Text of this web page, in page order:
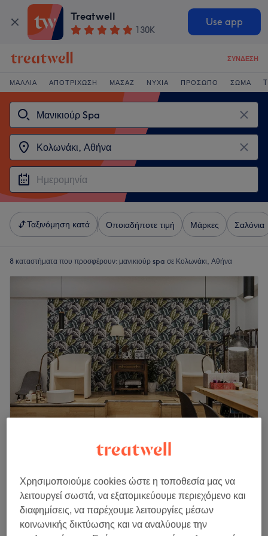
Treatwell
130K
Use app
ΣΎΝΔΕΣΗ
ΜΑΛΛΙΆ ΑΠΟΤΡΊΧΩΣΗ ΜΑΣΆΖ ΝΎΧΙΑ ΠΡΌΣΩΠΟ ΣΏΜΑ
Ταξινόμηση κατά Οποιαδήποτε τιμή Μάρκες Σαλόνια
8 καταστήματα που προσφέρουν: μανικιούρ spa σε Κολωνάκι, Αθήνα
Κολωνάκι, Αθήνα
Εμφάνιση στον χάρτη
Μανικιούρ Spa
45 λεπτά
€ 18
Περισσότερα για το κατάστημα
Χρησιμοποιούμε cookies ώστε η τοποθεσία μας να
λειτουργεί σωστά, να εξατομικεύουμε περιεχόμενο και
διαφημίσεις, να παρέχουμε λειτουργίες μέσων
κοινωνικής δικτύωσης και να αναλύουμε την